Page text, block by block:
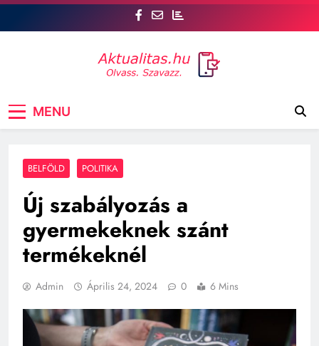
Skip
szóhoz juthatsz! tt, a legfrissebb hírek mellett a
véleményed is számít. Szavazz, vitázz, és
MENU
BELFÖLD POLITIKA
Új szabályozás a
gyermekeknek szánt
termékeknél
Admin Április 24, 2024 0 6 Mins